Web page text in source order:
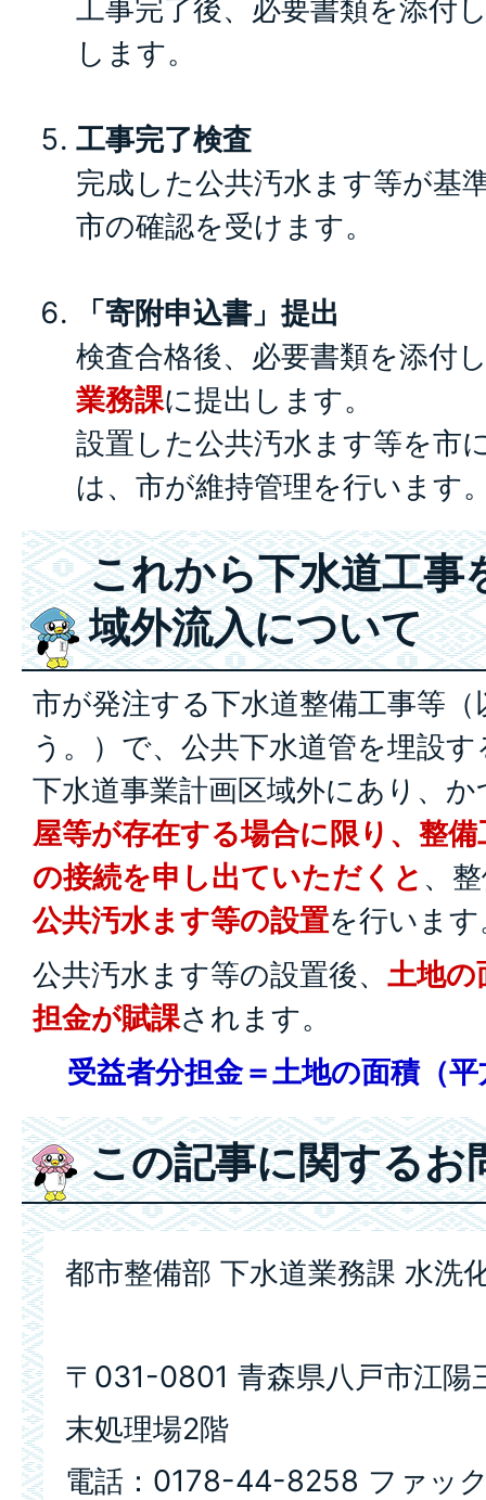
工事完了後、必要書類を添付
します。
工事完了検査
完成した公共汚水ます等が基
市の確認を受けます。
「寄附申込書」提出
検査合格後、必要書類を添付
業務課に提出します。
設置した公共汚水ます等を市
は、市が維持管理を行います
これから下水道工事
域外流入について
市が発注する下水道整備工事等
う。）で、公共下水道管を埋設
下水道事業計画区域外にあり、か
屋等が存在する場合に限り、整
の接続を申し出ていただくと 、
公共汚水ます等の設置を行いま
公共汚水ます等の設置後、 土地の
担金が賦課されます。
受益者分担金＝土地の面積（
この記事に関するお
都市整備部 下水道業務課 水洗
〒031-0801 青森県八戸市江陽
末処理場2階
電話：0178-44-8258 ファッ